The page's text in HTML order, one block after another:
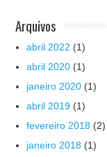
Arquivos
abril 2022 (1)
abril 2020 (1)
janeiro 2020 (1)
abril 2019 (1)
fevereiro 2018 (2)
janeiro 2018 (1)